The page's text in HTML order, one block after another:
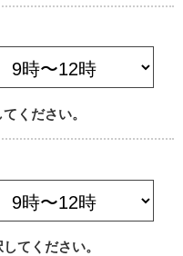
ください。
てください。